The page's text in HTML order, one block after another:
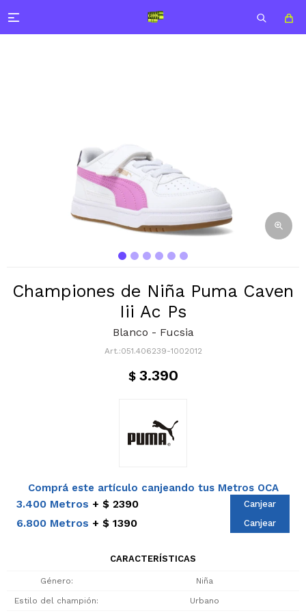

Championes de Niña Puma Caven
Iii Ac Ps
Blanco - Fucsia
051.406239-1002012
$ 3.390
Comprá este artículo canjeando tus Metros OCA
3.400 Metros $ 2390 Canjear
6.800 Metros $ 1390 Canjear
CARACTERÍSTICAS
Género Niña
Estilo del champión Urbano